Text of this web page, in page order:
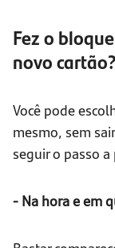
Fez o
novo cartão?
Você pode
mesmo, sem
seguir o passo
- Na hora e em